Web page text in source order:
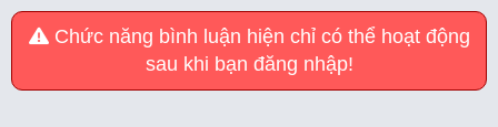
Chức năng bình luận hiện chỉ có thể hoạt động
sau khi bạn đăng nhập!